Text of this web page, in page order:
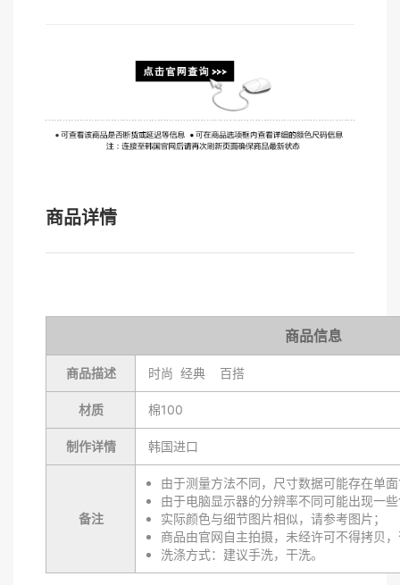
商品详情
商品信息
商品描述 时尚 经典 百搭
材质 棉100
制作详情 韩国进口
备注
由于测量方法不同，尺寸数据可能存在单
由于电脑显示器的分辨率不同可能出现一
实际颜色与细节图片相似，请参考图片；
商品由官网自主拍摄，未经许可不得拷贝
洗涤方式：建议手洗，干洗。